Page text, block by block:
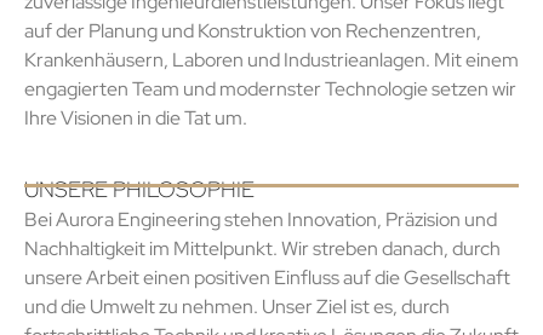
auf der Planung und Konstruktion von Rechenzentren,
Krankenhäusern, Laboren und Industrieanlagen. Mit einem
engagierten Team und modernster Technologie setzen wir
Ihre Visionen in die Tat um.
UNSERE PHILOSOPHIE
Bei Aurora Engineering stehen Innovation, Präzision und
Nachhaltigkeit im Mittelpunkt. Wir streben danach, durch
unsere Arbeit einen positiven Einfluss auf die Gesellschaft
und die Umwelt zu nehmen. Unser Ziel ist es, durch